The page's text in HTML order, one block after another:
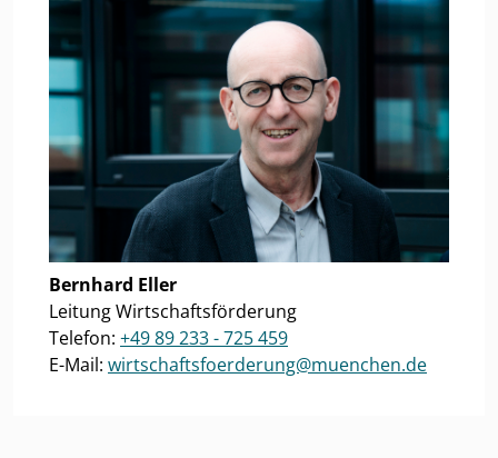
Bernhard Eller
Leitung Wirtschaftsförderung
Telefon: +49 89 233 - 725 459
E-Mail: wirtschaftsfoerderung@muenchen.de